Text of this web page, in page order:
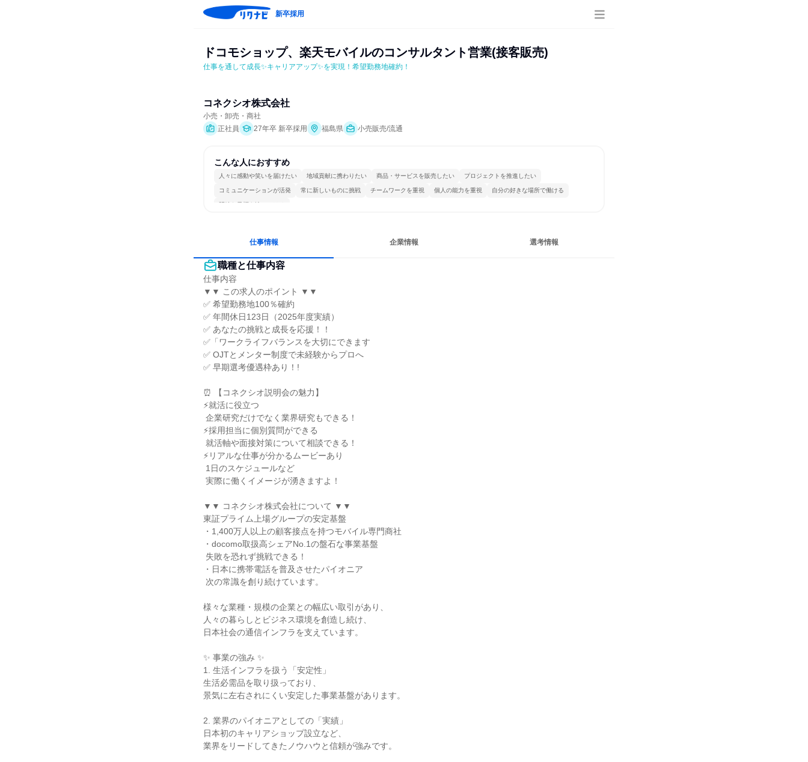
新卒採用
ドコモショップ、楽天モバイルのコンサルタント営業(接客販売)
仕事を通して成長✨キャリアアップ✨を実現！希望勤務地確約！
コネクシオ株式会社
小売・卸売・商社
正社員
27年卒 新卒採用 福島県 小売販売/流通
こんな人におすすめ
人々に感動や笑いを届けたい 地域貢献に携わりたい 商品・サービスを販売したい プロジェクトを推進したい
コミュニケーションが活発 常に新しいものに挑戦 チームワークを重視 個人の能力を重視 自分の好きな場所で働ける
明確な目標を追いかける
仕事情報 企業情報 選考情報
職種と仕事内容
仕事内容
▼▼ この求人のポイント ▼▼
✅ 希望勤務地100％確約
✅ 年間休日123日（2025年度実績）
✅ あなたの挑戦と成長を応援！！
✅「ワークライフバランスを大切にできます
✅ OJTとメンター制度で未経験からプロへ
✅ 早期選考優遇枠あり！!
⏰ 【コネクシオ説明会の魅力】
⚡就活に役立つ
⚡採用担当に個別質問ができる
⚡リアルな仕事が分かるムービーあり
▼▼ コネクシオ株式会社について ▼▼
東証プライム上場グループの安定基盤
・1,400万人以上の顧客接点を持つモバイル専門商社
・docomo取扱高シェアNo.1の盤石な事業基盤
・日本に携帯電話を普及させたパイオニア
様々な業種・規模の企業との幅広い取引があり、
人々の暮らしとビジネス環境を創造し続け、
日本社会の通信インフラを支えています。
✨ 事業の強み ✨
1. 生活インフラを扱う「安定性」
生活必需品を取り扱っており、
景気に左右されにくい安定した事業基盤があります。
2. 業界のパイオニアとしての「実績」
日本初のキャリアショップ設立など、
業界をリードしてきたノウハウと信頼が強みです。